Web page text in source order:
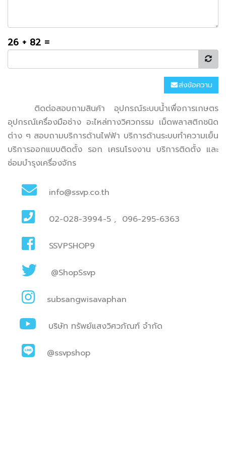
26 + 82 =
ส่งข้อความ
ติดต่อสอบถามสินค้า อุปกรณ์ระบบน้ำเพื่อการเกษตร
อุปกรณ์เครื่องมือช่าง อะไหล่ทางวิศวกรรม เม็ดพลาสติกชนิด
ต่าง ๆ สอบถามบริการด้านไฟฟ้า บริการด้านระบบทำความเย็น
บริการออกแบบติดตั้ง รอก เครนโรงงาน บริการติดตั้ง และ
ซ่อมบำรุงเครื่องจักร
info@ssvp.co.th
02-028-3994-5 , 096-295-6363
SSVPSHOP9
@ShopSsvp
subsangwisavaphan
บริษัท ทรัพย์แสงวิศวภัณฑ์ จำกัด
@ssvpshop